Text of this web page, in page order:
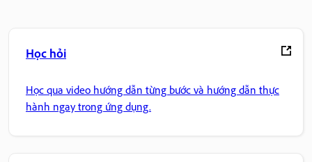
Học hỏi
Học qua video hướng dẫn từng bước và hướng dẫn thực
hành ngay trong ứng dụng.